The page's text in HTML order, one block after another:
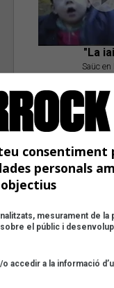
"La
Saüc en
"Postlude
Goran
consentiment
personals
mesurament de la
el públic i
accedir a la informació